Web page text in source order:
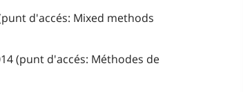
d'accés: Mixed methods
(punt d'accés: Méthodes de